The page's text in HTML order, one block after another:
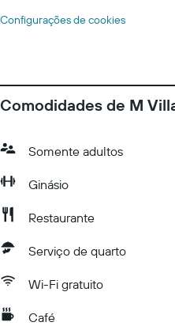
Configurações de cookies
Comodidades de M
Somente adultos
Ginásio
Restaurante
Serviço de quarto
Wi-Fi gratuito
Café